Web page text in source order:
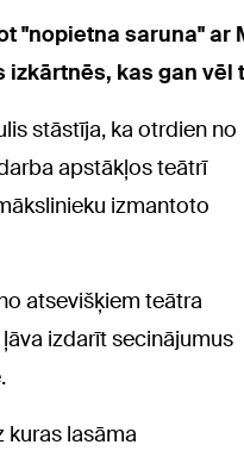
"nopietna saruna"
kas gan vēl
stāstīja, ka otrdien no
apstākļos teātrī
izmantoto
atsevišķiem teātra
izdarīt secinājumus
kuras lasāma